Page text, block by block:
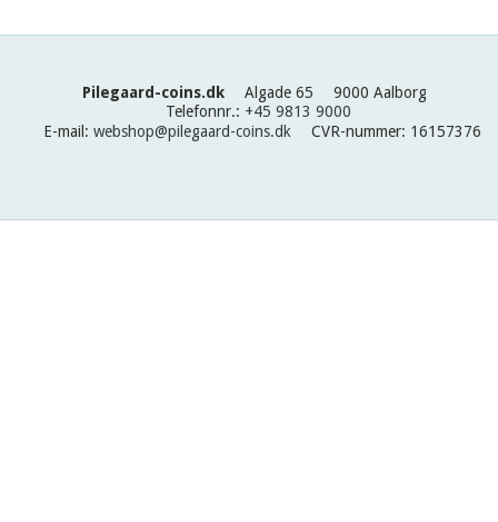
Pilegaard-coins.dk Algade 65
9000 Aalborg
Telefonnr.: +45 9813 9000
E-mail : webshop@pilegaard-coins.dk CVR-nummer: 16157376